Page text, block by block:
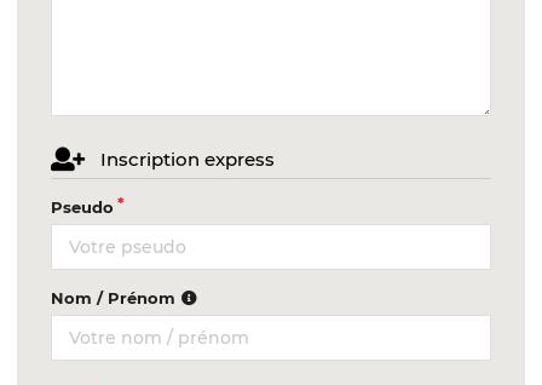
Inscription express
Pseudo
Nom / Prénom